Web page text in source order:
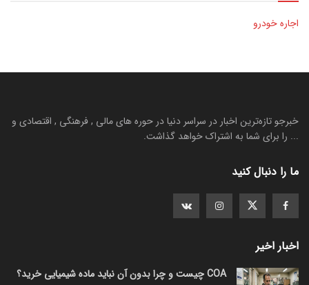
اجاره خودرو
خبرجو تازه‌ترین اخبار در سراسر دنیا در حوره های مالی , فرهنگی , اقتصادی و
... را برای شما به اشتراک خواهد گذاشت.
ما را دنبال کنید
اخبار اخیر
COA چیست و چرا بدون آن نباید ماده شیمیایی خرید؟